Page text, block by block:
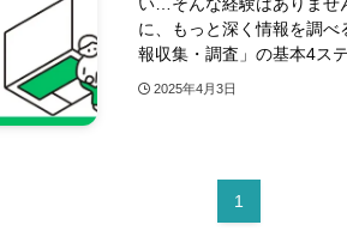
に、もっと深く情報を調
報収集・調査」の基本4ステ
2025年4月3日
1